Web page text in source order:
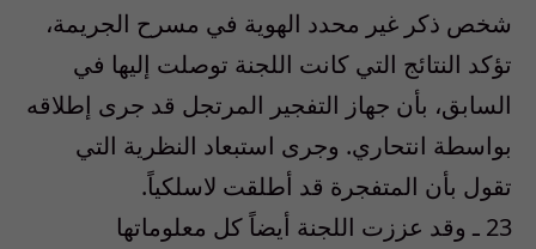
شخص ذكر غير محدد الهوية في مسرح الجريمة،
تؤكد النتائج التي كانت اللجنة توصلت إليها في
السابق، بأن جهاز التفجير المرتجل قد جرى إطلاقه
بواسطة انتحاري. وجرى استبعاد النظرية التي
تقول بأن المتفجرة قد أطلقت لاسلكياً.
23 ـ وقد عززت اللجنة أيضاً كل معلوماتها